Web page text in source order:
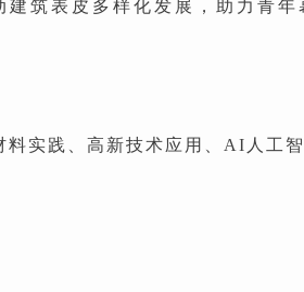
筑表皮多样化发展，助力青
料实践、高新技术应用、AI人工